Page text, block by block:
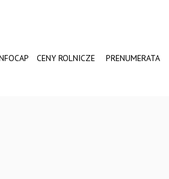
CENY ROLNICZE PRENUMERATA